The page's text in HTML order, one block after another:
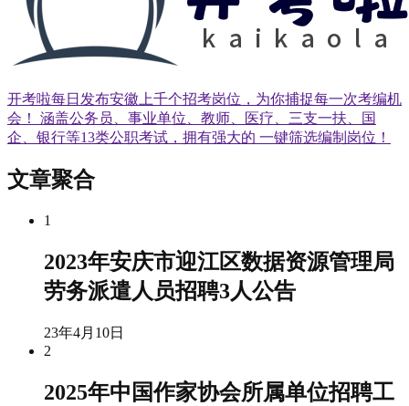
开考啦每日发布安徽上千个招考岗位，为你捕捉每一次考编机
会！ 涵盖公务员、事业单位、教师、医疗、三支一扶、国
企、银行等13类公职考试，拥有强大的 一键筛选编制岗位！
文章聚合
1
2023年安庆市迎江区数据资源管理局
劳务派遣人员招聘3人公告
23年4月10日
2
2025年中国作家协会所属单位招聘工